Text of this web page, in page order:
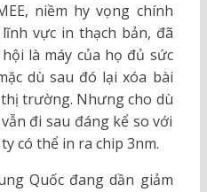
niềm hy vọng chính
vực in thạch bản, đã
là máy của họ đủ sức
dù sau đó lại xóa bài
trường. Nhưng cho dù
đi sau đáng kể so với
có thể in ra chip 3nm.
Quốc đang dần giảm